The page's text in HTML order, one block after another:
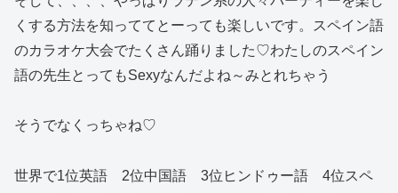
くする方法を知っててとーっても楽しいです。スペイン語
のカラオケ大会でたくさん踊りました♡わたしのスペイン
語の先生とってもSexyなんだよね～みとれちゃう
そうでなくっちゃね♡
世界で1位英語 2位中国語 3位ヒンドゥー語 4位スペ